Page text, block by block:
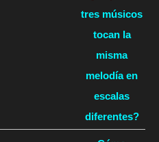
tres músicos
tocan la
misma
melodía en
escalas
diferentes?